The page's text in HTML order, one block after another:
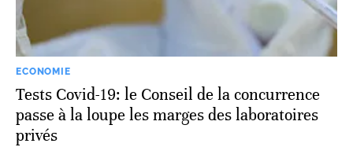
ECONOMIE
Tests Covid-19: le Conseil de la concurrence
passe à la loupe les marges des laboratoires
privés